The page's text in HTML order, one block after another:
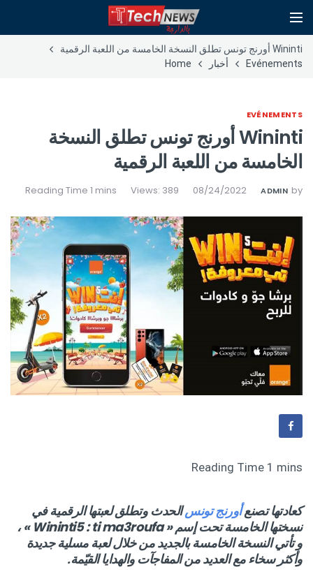
Wininti أورنج تونس تطلق النسخة الخامسة من اللعبة الرقمية
Evénements
أخبار Home
EVÉNEMENTS
Wininti أورنج تونس تطلق النسخة
الخامسة من اللعبة الرقمية
by
ADMIN
08/24/2022
Views: 389
كعادتها تصنعأورنج تونسالحدث وتطلق لعبتها الرقمية في
نسختها الخامسة تحت إسم« Wininti5 : ti ma3roufa »
،
و تأتي النسخة الخامسة بالجديد من خلال لعبة مسلية جديدة
وأكثر سخاء مع العديد من المفاجآت والهدايا القيّمة.